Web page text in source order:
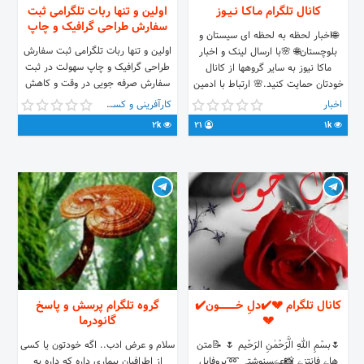
کانال تلگرام مـاکـا نـیـوز
🌐اخبار لحظه به لحظه ای سیستان و
بلوچستان🌐 🌸با ارسال لینک و اخبار
ماکا نیوز به سایر گروهها از کانال
خودتان حمایت کنید.🌸 ارتباط با ادمین
های کانال: @salar_admin021
@maka_news_admin
اخبار
1k
اولین و تنها ربات تلگرامی ثبت
سفارش طراحی گرافیک و چاپ
اولین و تنها ربات تلگرامی ثبت سفارش
طراحی گرافیک و چاپ سهولت در ثبت
سفارش صرفه جویی در وقت و کاهش
تردد مشتریان امکان ثبت سفارش از
سراسر کشور بدون واسطـه تحویل فوری
به سراسر کشور بهترین قیمت پرداخت
کارآفرینی و کسب و کار
2k
کانال تلگرام 💔✔️دلِ خــــــــــون✔️
💔
🌷بسْمِ اللهِ الَّرَحْمٰنِ الرَحْیم 🌷 📝متن
گروه تلگرام پرسش و پاسخ
گانودرما
سلام و عرض ادب.. اگه خودتون یا کسی